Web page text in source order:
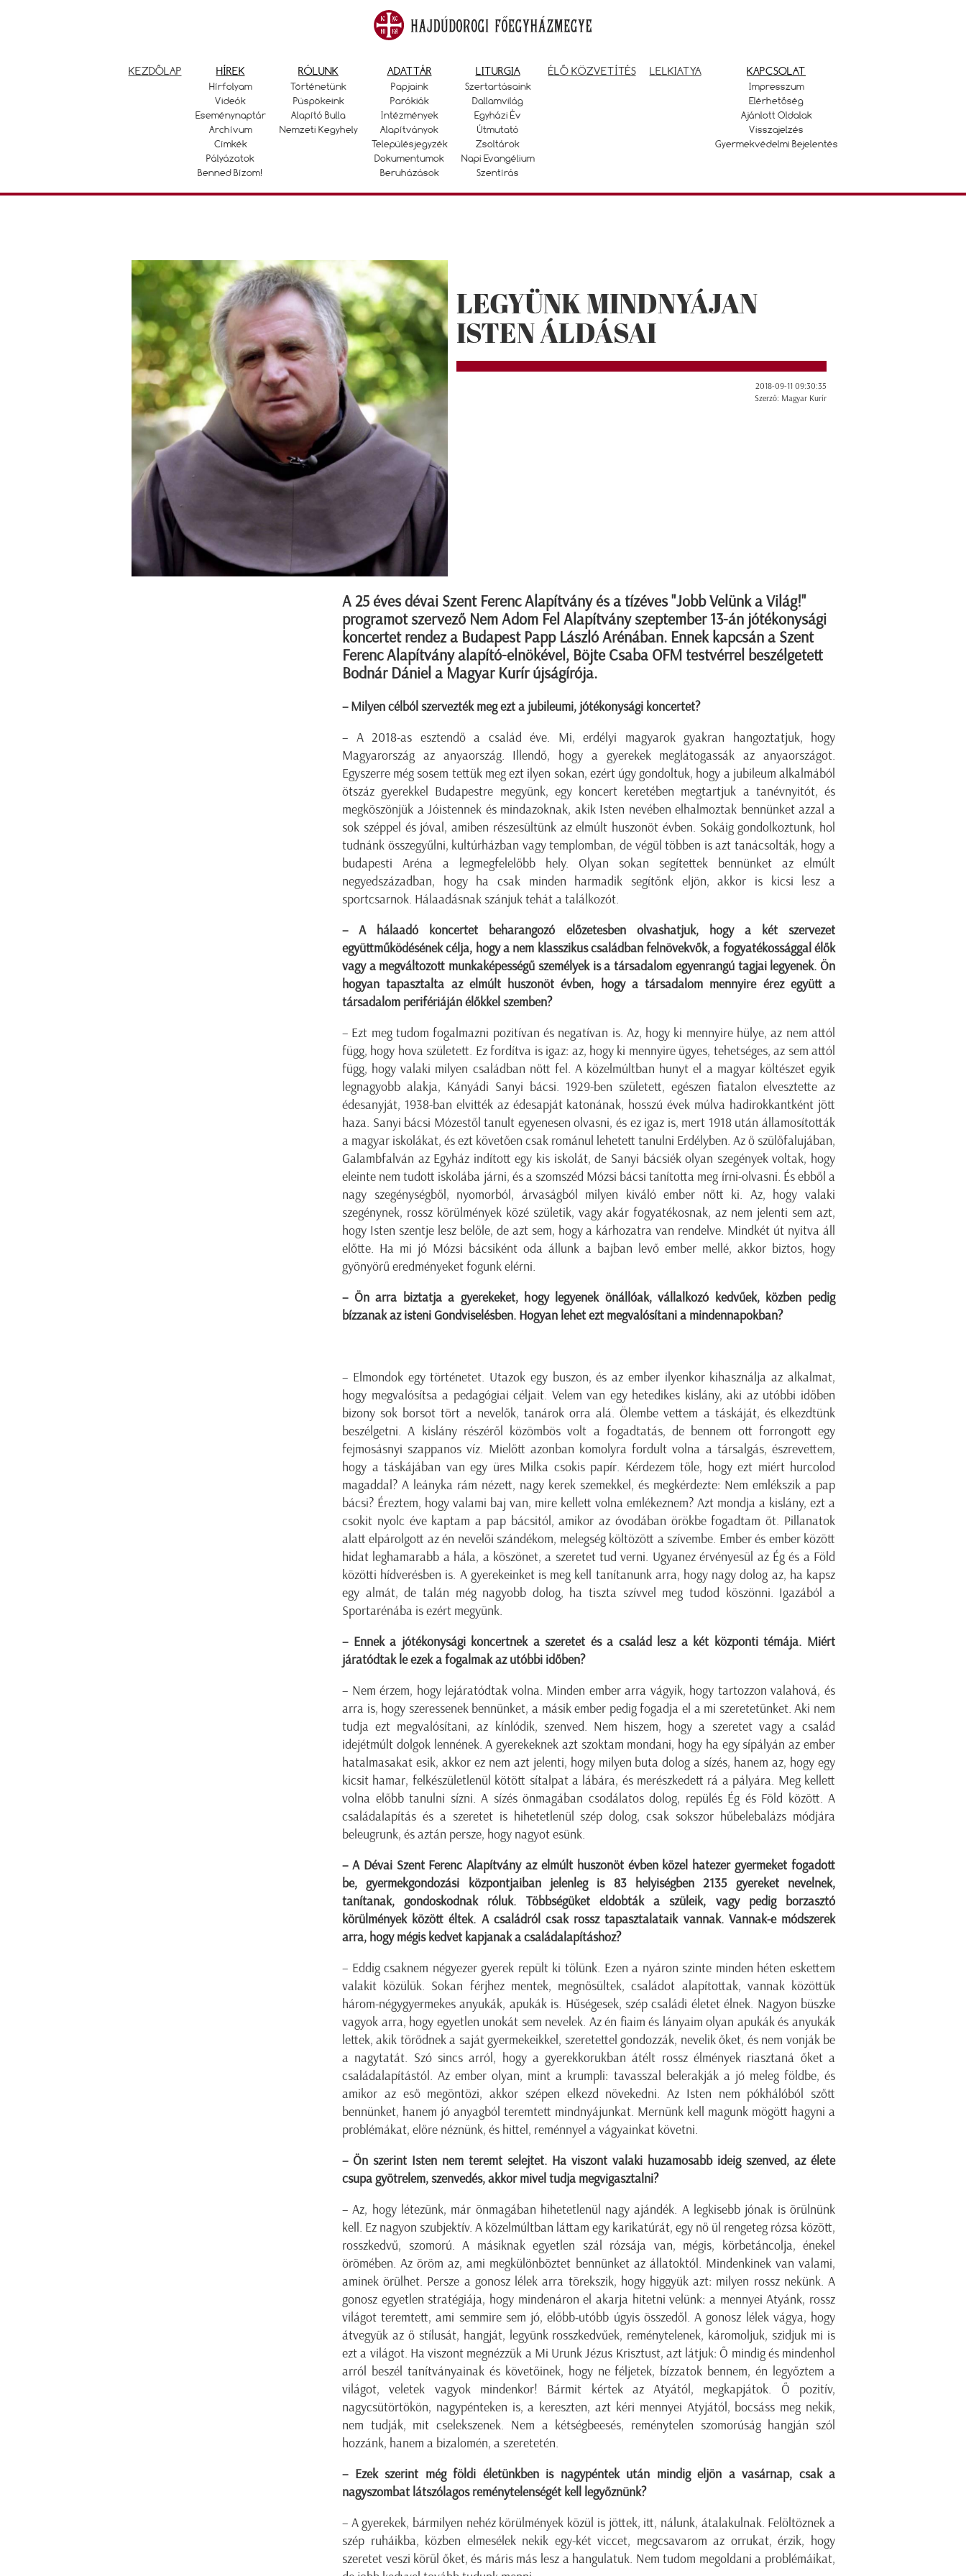
KEZDŐLAP HÍREK
Hírfolyam
Videók
Eseménynaptár
Archívum
Címkék
Pályázatok
Benned Bízom!
RÓLUNK
Történetünk
Püspökeink
Alapító Bulla
Nemzeti Kegyhely
ADATTÁR
Papjaink
Parókiák
Intézmények
Alapítványok
Településjegyzék
Dokumentumok
Beruházások
LITURGIA
Szertartásaink
Dallamvilág
Egyházi Év
Útmutató
Zsoltárok
Napi Evangélium
Szentírás
ÉLŐ KÖZVETÍTÉS LELKIATYA KAPCSOLAT
Impresszum
Elérhetőség
Ajánlott Oldalak
Visszajelzés
Gyermekvédelmi Bejelentés
LEGYÜNK MINDNYÁJAN
ISTEN ÁLDÁSAI
2018-09-11 09:30:35
Szerző: Magyar Kurír
A 25 éves dévai Szent Ferenc Alapítvány és a tízéves "Jobb Velünk a Világ!"
programot szervező Nem Adom Fel Alapítvány szeptember 13-án jótékonysági
koncertet rendez a Budapest Papp László Arénában. Ennek kapcsán a Szent
Ferenc Alapítvány alapító-elnökével, Böjte Csaba OFM testvérrel beszélgetett
Bodnár Dániel a Magyar Kurír újságírója.
– Milyen célból szervezték meg ezt a jubileumi, jótékonysági koncertet?
– A 2018-as esztendő a család éve. Mi, erdélyi magyarok gyakran hangoztatjuk, hogy
Magyarország az anyaország. Illendő, hogy a gyerekek meglátogassák az anyaországot.
Egyszerre még sosem tettük meg ezt ilyen sokan, ezért úgy gondoltuk, hogy a jubileum alkalmából
ötszáz gyerekkel Budapestre megyünk, egy koncert keretében megtartjuk a tanévnyitót, és
megköszönjük a Jóistennek és mindazoknak, akik Isten nevében elhalmoztak bennünket azzal a
sok széppel és jóval, amiben részesültünk az elmúlt huszonöt évben. Sokáig gondolkoztunk, hol
tudnánk összegyűlni, kultúrházban vagy templomban, de végül többen is azt tanácsolták, hogy a
budapesti Aréna a legmegfelelőbb hely. Olyan sokan segítettek bennünket az elmúlt
negyedszázadban, hogy ha csak minden harmadik segítőnk eljön, akkor is kicsi lesz a
sportcsarnok. Hálaadásnak szánjuk tehát a találkozót.
– A hálaadó koncertet beharangozó előzetesben olvashatjuk, hogy a két szervezet
együttműködésének célja, hogy a nem klasszikus családban felnövekvők, a fogyatékossággal élők
vagy a megváltozott munkaképességű személyek is a társadalom egyenrangú tagjai legyenek. Ön
hogyan tapasztalta az elmúlt huszonöt évben, hogy a társadalom mennyire érez együtt a
társadalom perifériáján élőkkel szemben?
– Ezt meg tudom fogalmazni pozitívan és negatívan is. Az, hogy ki mennyire hülye, az nem attól
függ, hogy hova született. Ez fordítva is igaz: az, hogy ki mennyire ügyes, tehetséges, az sem attól
függ, hogy valaki milyen családban nőtt fel. A közelmúltban hunyt el a magyar költészet egyik
legnagyobb alakja, Kányádi Sanyi bácsi. 1929-ben született, egészen fiatalon elvesztette az
édesanyját, 1938-ban elvitték az édesapját katonának, hosszú évek múlva hadirokkantként jött
haza. Sanyi bácsi Mózestől tanult egyenesen olvasni, és ez igaz is, mert 1918 után államosították
a magyar iskolákat, és ezt követően csak románul lehetett tanulni Erdélyben. Az ő szülőfalujában,
Galambfalván az Egyház indított egy kis iskolát, de Sanyi bácsiék olyan szegények voltak, hogy
eleinte nem tudott iskolába járni, és a szomszéd Mózsi bácsi tanította meg írni-olvasni. És ebből a
nagy szegénységből, nyomorból, árvaságból milyen kiváló ember nőtt ki. Az, hogy valaki
szegénynek, rossz körülmények közé születik, vagy akár fogyatékosnak, az nem jelenti sem azt,
hogy Isten szentje lesz belőle, de azt sem, hogy a kárhozatra van rendelve. Mindkét út nyitva áll
előtte. Ha mi jó Mózsi bácsiként oda állunk a bajban levő ember mellé, akkor biztos, hogy
gyönyörű eredményeket fogunk elérni.
– Ön arra biztatja a gyerekeket, hogy legyenek önállóak, vállalkozó kedvűek, közben pedig
bízzanak az isteni Gondviselésben. Hogyan lehet ezt megvalósítani a mindennapokban?
– Elmondok egy történetet. Utazok egy buszon, és az ember ilyenkor kihasználja az alkalmat,
hogy megvalósítsa a pedagógiai céljait. Velem van egy hetedikes kislány, aki az utóbbi időben
bizony sok borsot tört a nevelők, tanárok orra alá. Ölembe vettem a táskáját, és elkezdtünk
beszélgetni. A kislány részéről közömbös volt a fogadtatás, de bennem ott forrongott egy
fejmosásnyi szappanos víz. Mielőtt azonban komolyra fordult volna a társalgás, észrevettem,
hogy a táskájában van egy üres Milka csokis papír. Kérdezem tőle, hogy ezt miért hurcolod
magaddal? A leányka rám nézett, nagy kerek szemekkel, és megkérdezte: Nem emlékszik a pap
bácsi? Éreztem, hogy valami baj van, mire kellett volna emlékeznem? Azt mondja a kislány, ezt a
csokit nyolc éve kaptam a pap bácsitól, amikor az óvodában örökbe fogadtam őt. Pillanatok
alatt elpárolgott az én nevelői szándékom, melegség költözött a szívembe. Ember és ember között
hidat leghamarabb a hála, a köszönet, a szeretet tud verni. Ugyanez érvényesül az Ég és a Föld
közötti hídverésben is. A gyerekeinket is meg kell tanítanunk arra, hogy nagy dolog az, ha kapsz
egy almát, de talán még nagyobb dolog, ha tiszta szívvel meg tudod köszönni. Igazából a
Sportarénába is ezért megyünk.
– Ennek a jótékonysági koncertnek a szeretet és a család lesz a két központi témája. Miért
járatódtak le ezek a fogalmak az utóbbi időben?
– Nem érzem, hogy lejáratódtak volna. Minden ember arra vágyik, hogy tartozzon valahová, és
arra is, hogy szeressenek bennünket, a másik ember pedig fogadja el a mi szeretetünket. Aki nem
tudja ezt megvalósítani, az kínlódik, szenved. Nem hiszem, hogy a szeretet vagy a család
idejétmúlt dolgok lennének. A gyerekeknek azt szoktam mondani, hogy ha egy sípályán az ember
hatalmasakat esik, akkor ez nem azt jelenti, hogy milyen buta dolog a sízés, hanem az, hogy egy
kicsit hamar, felkészületlenül kötött sítalpat a lábára, és merészkedett rá a pályára. Meg kellett
volna előbb tanulni sízni. A sízés önmagában csodálatos dolog, repülés Ég és Föld között. A
családalapítás és a szeretet is hihetetlenül szép dolog, csak sokszor hűbelebalázs módjára
beleugrunk, és aztán persze, hogy nagyot esünk.
– A Dévai Szent Ferenc Alapítvány az elmúlt huszonöt évben közel hatezer gyermeket fogadott
be, gyermekgondozási központjaiban jelenleg is 83 helyiségben 2135 gyereket nevelnek,
tanítanak, gondoskodnak róluk. Többségüket eldobták a szüleik, vagy pedig borzasztó
körülmények között éltek. A családról csak rossz tapasztalataik vannak. Vannak-e módszerek
arra, hogy mégis kedvet kapjanak a családalapításhoz?
– Eddig csaknem négyezer gyerek repült ki tőlünk. Ezen a nyáron szinte minden héten eskettem
valakit közülük. Sokan férjhez mentek, megnősültek, családot alapítottak, vannak közöttük
három-négygyermekes anyukák, apukák is. Hűségesek, szép családi életet élnek. Nagyon büszke
vagyok arra, hogy egyetlen unokát sem nevelek. Az én fiaim és lányaim olyan apukák és anyukák
lettek, akik törődnek a saját gyermekeikkel, szeretettel gondozzák, nevelik őket, és nem vonják be
a nagytatát. Szó sincs arról, hogy a gyerekkorukban átélt rossz élmények riasztaná őket a
családalapítástól. Az ember olyan, mint a krumpli: tavasszal belerakják a jó meleg földbe, és
amikor az eső megöntözi, akkor szépen elkezd növekedni. Az Isten nem pókhálóból szőtt
bennünket, hanem jó anyagból teremtett mindnyájunkat. Mernünk kell magunk mögött hagyni a
problémákat, előre néznünk, és hittel, reménnyel a vágyainkat követni.
– Ön szerint Isten nem teremt selejtet. Ha viszont valaki huzamosabb ideig szenved, az élete
csupa gyötrelem, szenvedés, akkor mivel tudja megvigasztalni?
– Az, hogy létezünk, már önmagában hihetetlenül nagy ajándék. A legkisebb jónak is örülnünk
kell. Ez nagyon szubjektív. A közelmúltban láttam egy karikatúrát, egy nő ül rengeteg rózsa között,
rosszkedvű, szomorú. A másiknak egyetlen szál rózsája van, mégis, körbetáncolja, énekel
örömében. Az öröm az, ami megkülönböztet bennünket az állatoktól. Mindenkinek van valami,
aminek örülhet. Persze a gonosz lélek arra törekszik, hogy higgyük azt: milyen rossz nekünk. A
gonosz egyetlen stratégiája, hogy mindenáron el akarja hitetni velünk: a mennyei Atyánk, rossz
világot teremtett, ami semmire sem jó, előbb-utóbb úgyis összedől. A gonosz lélek vágya, hogy
átvegyük az ő stílusát, hangját, legyünk rosszkedvűek, reménytelenek, káromoljuk, szidjuk mi is
ezt a világot. Ha viszont megnézzük a Mi Urunk Jézus Krisztust, azt látjuk: Ő mindig és mindenhol
arról beszél tanítványainak és követőinek, hogy ne féljetek, bízzatok bennem, én legyőztem a
világot, veletek vagyok mindenkor! Bármit kértek az Atyától, megkapjátok. Ő pozitív,
nagycsütörtökön, nagypénteken is, a kereszten, azt kéri mennyei Atyjától, bocsáss meg nekik,
nem tudják, mit cselekszenek. Nem a kétségbeesés, reménytelen szomorúság hangján szól
hozzánk, hanem a bizalomén, a szeretetén.
– Ezek szerint még földi életünkben is nagypéntek után mindig eljön a vasárnap, csak a
nagyszombat látszólagos reménytelenségét kell legyőznünk?
– A gyerekek, bármilyen nehéz körülmények közül is jöttek, itt, nálunk, átalakulnak. Felöltöznek a
szép ruháikba, közben elmesélek nekik egy-két viccet, megcsavarom az orrukat, érzik, hogy
szeretet veszi körül őket, és máris más lesz a hangulatuk. Nem tudom megoldani a problémáikat,